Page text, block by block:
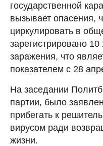
государственной
вызывает опасения,
циркулировать в
зарегистрировано
заражения, что
показателем с 28
На заседании
партии, было
прибегать к
вирусом ради
жизни.